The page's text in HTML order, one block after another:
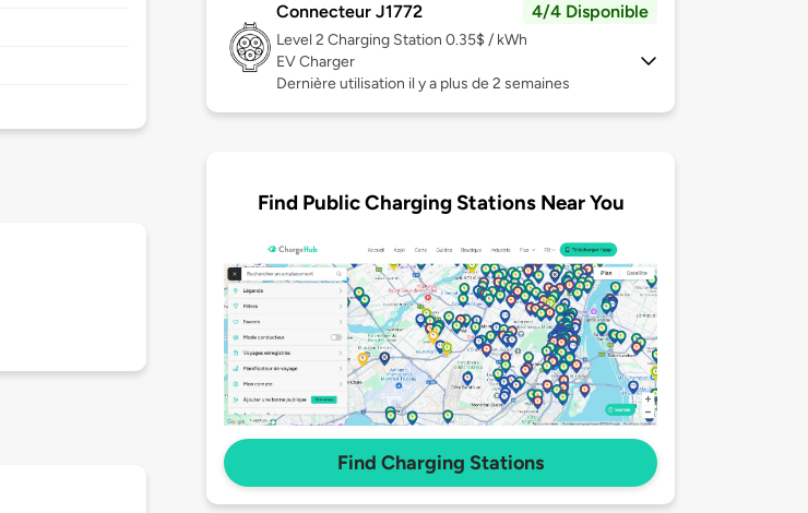
Connecteur J1772 4/4 Disponible
Level 2 Charging Station 0.35$ / kWh
EV Charger
Dernière utilisation il y a plus de 2 semaines
Find Public Charging Stations Near You
Find Charging Stations